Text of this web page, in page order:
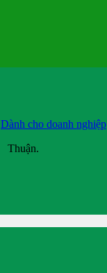
Dành cho doanh nghiệp
Thuận.